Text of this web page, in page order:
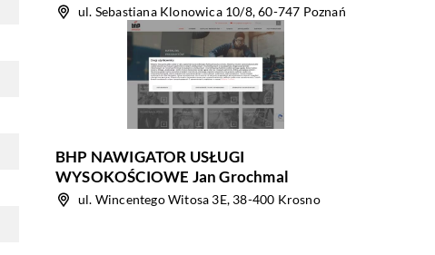
ul. Sebastiana Klonowica 10/8, 60-747 Poznań
BHP NAWIGATOR USŁUGI
WYSOKOŚCIOWE Jan Grochmal
ul. Wincentego Witosa 3E, 38-400 Krosno